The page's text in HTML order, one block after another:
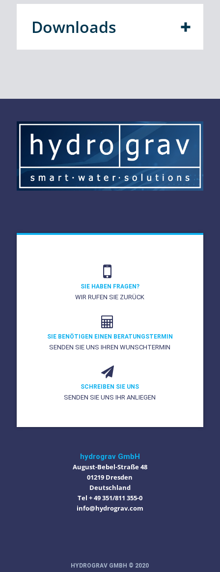
Downloads
SIE HABEN FRAGEN?
WIR RUFEN SIE ZURÜCK
SIE BENÖTIGEN EINEN BERATUNGSTERMIN
SENDEN SIE UNS IHREN WUNSCHTERMIN
SCHREIBEN SIE UNS
SENDEN SIE UNS IHR ANLIEGEN
hydrograv GmbH
August-Bebel-Straße 48
01219 Dresden
Deutschland
Tel + 49 351/811 355-0
info@hydrograv.com
HYDROGRAV GMBH © 2020